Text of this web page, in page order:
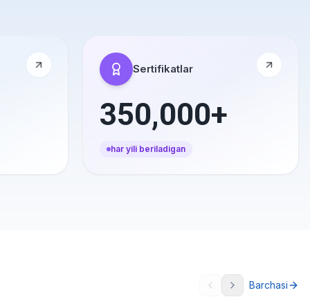
Sertifikatlar
350,000+
har yili beriladigan
Barchasi